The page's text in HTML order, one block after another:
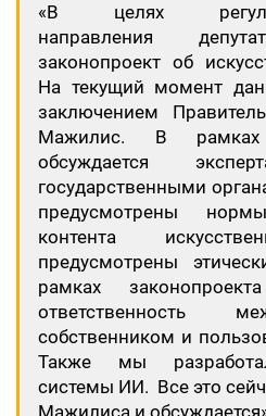
«В целях
направления
законопроект об
На текущий момент
заключением
Мажилис. В рамках
обсуждается
государственными
предусмотрены
контента
предусмотрены
рамках
ответственность
собственником и
Также мы
системы ИИ. Все это
Мажилиса и